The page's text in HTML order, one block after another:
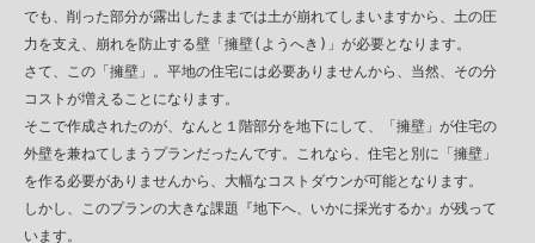
でも、削った部分が露出したままでは土が崩れてしまいますから、土の圧
力を支え、崩れを防止する壁「擁壁(ようへき)」が必要となります。
さて、この「擁壁」。平地の住宅には必要ありませんから、当然、その分
コストが増えることになります。
そこで作成されたのが、なんと１階部分を地下にして、「擁壁」が住宅の
外壁を兼ねてしまうプランだったんです。これなら、住宅と別に「擁壁」
を作る必要がありませんから、大幅なコストダウンが可能となります。
しかし、このプランの大きな課題『地下へ、いかに採光するか』が残って
います。